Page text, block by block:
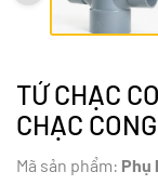
TỨ CHẠC
CHẠC
Mã sản phẩm: Phụ